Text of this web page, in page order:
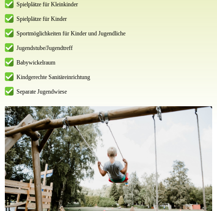
Spielplätze für Kleinkinder
Spielplätze für Kinder
Sportmöglichkeiten für Kinder und Jugendliche
Jugendstube/Jugendtreff
Babywickelraum
Kindgerechte Sanitäreinrichtung
Separate Jugendwiese